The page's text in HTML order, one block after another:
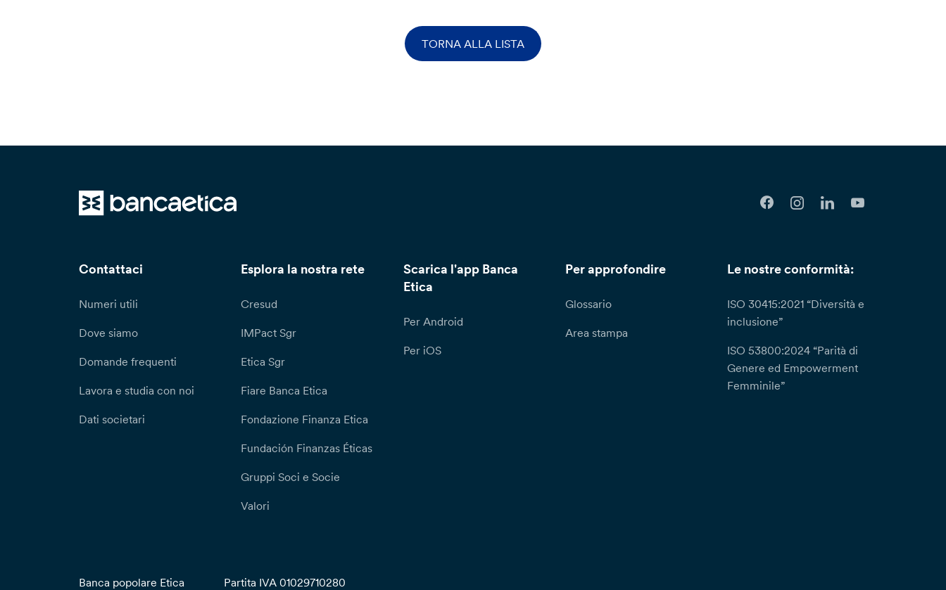
TORNA ALLA LISTA
Contattaci
Numeri utili
Dove siamo
Domande frequenti
Lavora e studia con noi
Dati societari
Esplora la nostra rete
Cresud
IMPact Sgr
Etica Sgr
Fiare Banca Etica
Fondazione Finanza Etica
Fundación Finanzas Éticas
Gruppi Soci e Socie
Valori
Scarica l'app Banca
Etica
Per Android
Per iOS
Per approfondire
Glossario
Area stampa
Le nostre conformità:
ISO 30415:2021 “Diversità e
inclusione”
ISO 53800:2024 “Parità di
Genere ed Empowerment
Femminile”
Banca popolare Etica
Partita IVA 01029710280